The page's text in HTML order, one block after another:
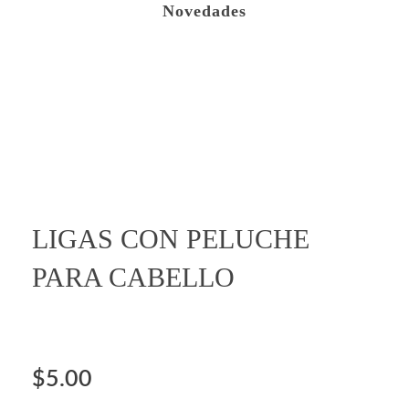
Novedades
LIGAS CON PELUCHE
PARA CABELLO
$5.00